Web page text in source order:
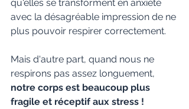
qu'elles se transforment en anxiété
avec la désagréable impression de ne
plus pouvoir respirer correctement.
Mais d'autre part, quand nous ne
respirons pas assez longuement,
notre corps est beaucoup plus
fragile et réceptif aux stress !